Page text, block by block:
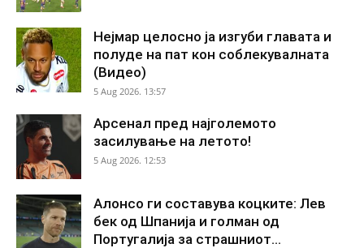
Нејмар целосно ја изгуби главата и
полуде на пат кон соблекувалната
(Видео)
5 Aug 2026. 13:57
Арсенал пред најголемото
засилување на летото!
5 Aug 2026. 12:53
Алонсо ги составува коцките: Лев
бек од Шпанија и голман од
Португалија за страшниот...